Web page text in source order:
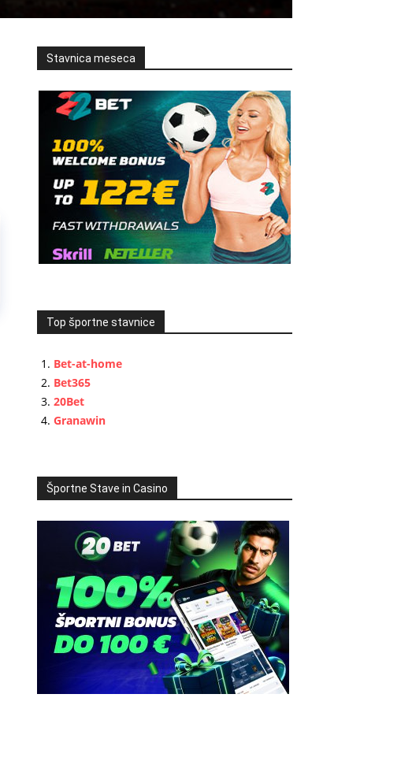
Stavnica meseca
Top športne stavnice
Bet-at-home
Bet365
20Bet
Granawin
Športne Stave in Casino